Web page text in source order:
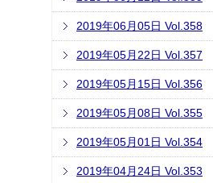
2019年06月05日 Vol.358
2019年05月22日 Vol.357
2019年05月15日 Vol.356
2019年05月08日 Vol.355
2019年05月01日 Vol.354
2019年04月24日 Vol.353